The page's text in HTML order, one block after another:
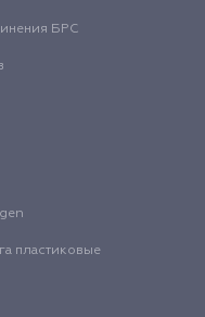
БРС
пластиковые